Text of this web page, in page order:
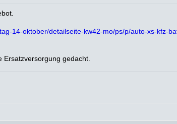
14-oktober/detailseite-kw42-mo/ps/p/auto-xs-kfz-
gedacht.